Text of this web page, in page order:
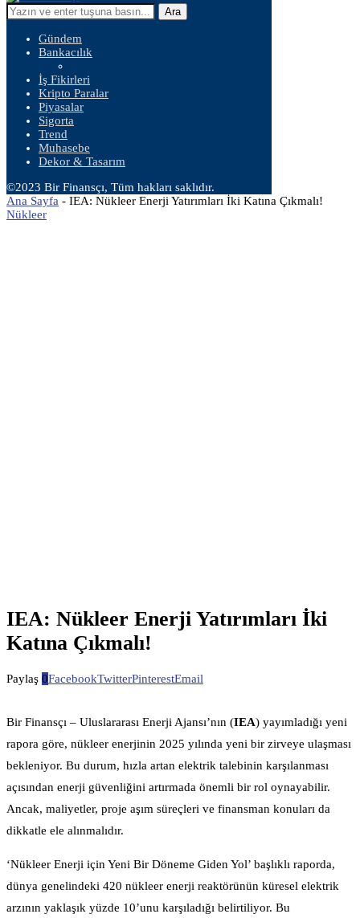
Ara
Gündem
Bankacılık
İş Fikirleri
Kripto Paralar
Piyasalar
Sigorta
Trend
Muhasebe
Dekor & Tasarım
©2023 Bir Finansçı, Tüm hakları saklıdır.
Ana Sayfa - IEA: Nükleer Enerji Yatırımları İki Katına Çıkmalı!
Nükleer
IEA: Nükleer Enerji Yatırımları İki
Katına Çıkmalı!
Paylaş 0FacebookTwitterPinterestEmail
Bir Finansçı – Uluslararası Enerji Ajansı’nın (IEA) yayımladığı yeni
rapora göre, nükleer enerjinin 2025 yılında yeni bir zirveye ulaşması
bekleniyor. Bu durum, hızla artan elektrik talebinin karşılanması
açısından enerji güvenliğini artırmada önemli bir rol oynayabilir.
Ancak, maliyetler, proje aşım süreçleri ve finansman konuları da
dikkatle ele alınmalıdır.
‘Nükleer Enerji için Yeni Bir Döneme Giden Yol’ başlıklı raporda,
dünya genelindeki 420 nükleer enerji reaktörünün küresel elektrik
arzının yaklaşık yüzde 10’unu karşıladığı belirtiliyor. Bu